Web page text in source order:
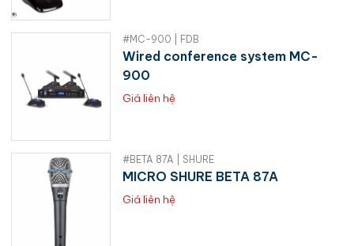
#MC-900 | FDB
Wired conference system MC-
900
Giá liên hệ
#BETA 87A | SHURE
MICRO SHURE BETA 87A
Giá liên hệ